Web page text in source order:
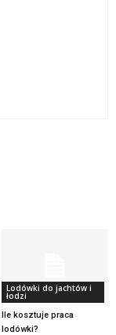
Lodówki do jachtów i
łodzi
Ile kosztuje praca
lodówki?